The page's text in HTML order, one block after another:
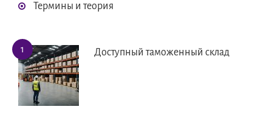
Термины и теория
Доступный таможенный склад